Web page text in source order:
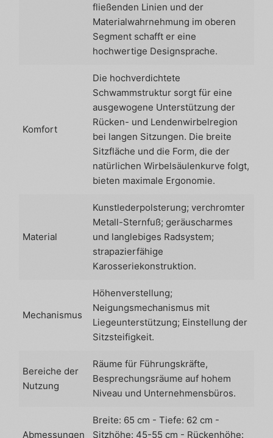
fließenden Linien und der
Materialwahrnehmung im oberen
Segment schafft er eine
hochwertige Designsprache.
Komfort
Die hochverdichtete
Schwammstruktur sorgt für eine
ausgewogene Unterstützung der
Rücken- und Lendenwirbelregion
bei langen Sitzungen. Die breite
Sitzfläche und die Form, die der
natürlichen Wirbelsäulenkurve folgt,
bieten maximale Ergonomie.
Material
Kunstlederpolsterung; verchromter
Metall-Sternfuß; geräuscharmes
und langlebiges Radsystem;
strapazierfähige
Karosseriekonstruktion.
Mechanismus
Höhenverstellung;
Neigungsmechanismus mit
Liegeunterstützung; Einstellung der
Sitzsteifigkeit.
Bereiche der
Nutzung
Räume für Führungskräfte,
Besprechungsräume auf hohem
Niveau und Unternehmensbüros.
Abmessungen
Breite: 65 cm - Tiefe: 62 cm -
Sitzhöhe: 45-55 cm - Rückenhöhe: